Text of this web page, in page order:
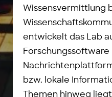
Wissensvermittlung
entwickelt das Lab
Forschungssoftware
bzw. lokale
Themen hinweg